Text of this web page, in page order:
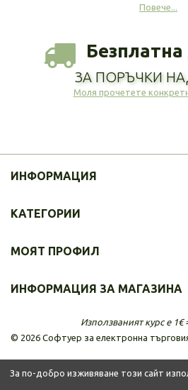
За по-добро изживяване този сайт
Повече...
ЗА ПОРЪЧКИ
Моля прочетете
ИНФОРМАЦИЯ
© 2026 Софтуер за електронна
КАТЕГОРИИ
МОЯТ ПРОФИЛ
ИНФОРМАЦИЯ ЗА МАГАЗИНА
Използваният курс е 1€